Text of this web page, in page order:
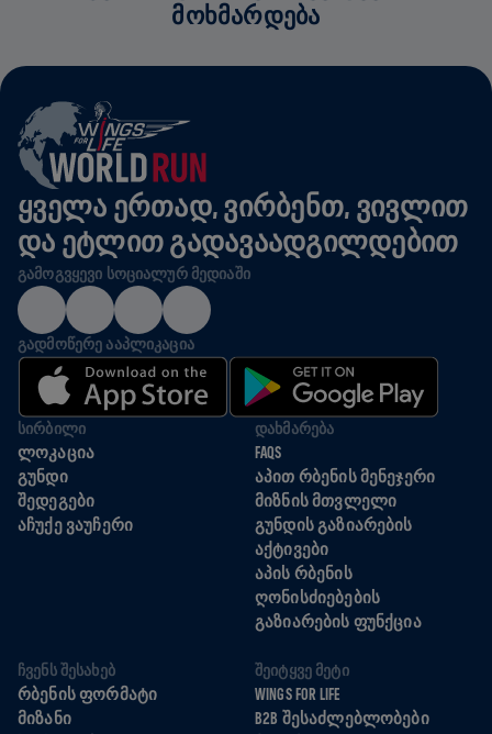
ᲛᲝᲮᲛᲐᲠᲓᲔᲑᲐ
ᲧᲕᲔᲚᲐ ᲔᲠᲗᲐᲓ, ᲕᲘᲠᲑᲔᲜᲗ, ᲕᲘᲕᲚᲘᲗ
ᲓᲐ ᲔᲢᲚᲘᲗ ᲒᲐᲓᲐᲕᲐᲐᲓᲒᲘᲚᲓᲔᲑᲘᲗ
ᲒᲐᲛᲝᲒᲕᲧᲔᲕᲘ ᲡᲝᲪᲘᲐᲚᲣᲠ ᲛᲔᲓᲘᲐᲨᲘ
ᲒᲐᲓᲛᲝᲬᲔᲠᲔ ᲐᲐᲞᲚᲘᲙᲐᲪᲘᲐ
ᲡᲘᲠᲑᲘᲚᲘ
ᲚᲝᲙᲐᲪᲘᲐ
ᲒᲣᲜᲓᲘ
ᲨᲔᲓᲔᲒᲔᲑᲘ
ᲐᲩᲣᲥᲔ ᲕᲐᲣᲩᲔᲠᲘ
ᲓᲐᲮᲛᲐᲠᲔᲑᲐ
FAQS
ᲐᲞᲘᲗ ᲠᲑᲔᲜᲘᲡ ᲛᲔᲜᲔᲯᲔᲠᲘ
ᲛᲘᲖᲜᲘᲡ ᲛᲗᲕᲚᲔᲚᲘ
ᲒᲣᲜᲓᲘᲡ ᲒᲐᲖᲘᲐᲠᲔᲑᲘᲡ
ᲐᲥᲢᲘᲕᲔᲑᲘ
ᲐᲞᲘᲡ ᲠᲑᲔᲜᲘᲡ
ᲦᲝᲜᲘᲡᲫᲘᲔᲑᲔᲑᲘᲡ
ᲒᲐᲖᲘᲐᲠᲔᲑᲘᲡ ᲤᲣᲜᲥᲪᲘᲐ
ᲩᲕᲔᲜᲡ ᲨᲔᲡᲐᲮᲔᲑ
ᲠᲑᲔᲜᲘᲡ ᲤᲝᲠᲛᲐᲢᲘ
ᲛᲘᲖᲐᲜᲘ
ᲨᲔᲘᲢᲧᲕᲔ ᲛᲔᲢᲘ
WINGS FOR LIFE
B2B ᲨᲔᲡᲐᲫᲚᲔᲑᲚᲝᲑᲔᲑᲘ